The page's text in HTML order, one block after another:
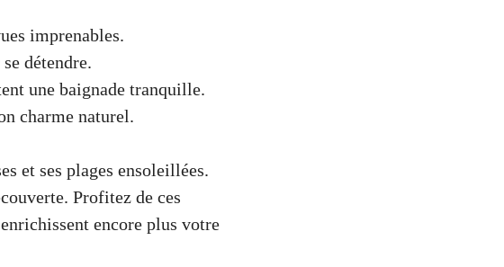
imprenables.
détendre.
une baignade tranquille.
charme naturel.
et ses plages ensoleillées.
Profitez de ces
encore plus votre